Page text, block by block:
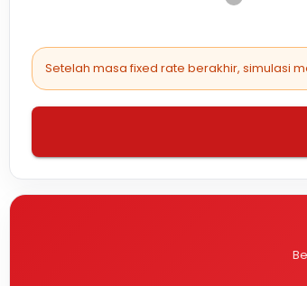
Setelah masa fixed rate berakhir, simulasi